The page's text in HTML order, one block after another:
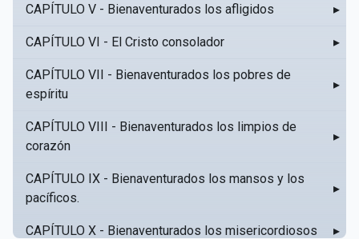
CAPÍTULO V - Bienaventurados los afligidos ▸
CAPÍTULO VI - El Cristo consolador ▸
CAPÍTULO VII - Bienaventurados los pobres de
espíritu
▸
CAPÍTULO VIII - Bienaventurados los limpios de
corazón
▸
CAPÍTULO IX - Bienaventurados los mansos y los
pacíficos.
▸
CAPÍTULO X - Bienaventurados los misericordiosos ▸